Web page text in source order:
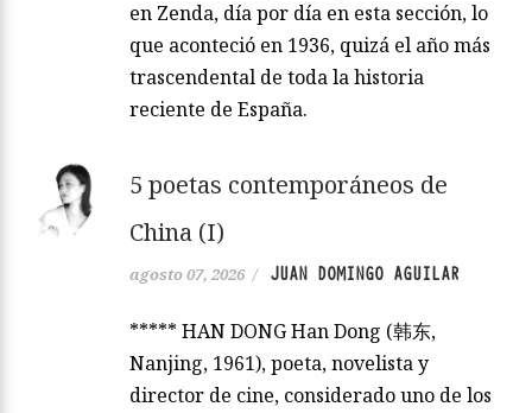
en Zenda, día por día en esta sección, lo
que aconteció en 1936, quizá el año más
trascendental de toda la historia
reciente de España.
5 poetas contemporáneos de
China (I)
agosto 07, 2026 / JUAN DOMINGO AGUILAR
***** HAN DONG Han Dong (韩东,
Nanjing, 1961), poeta, novelista y
director de cine, considerado uno de los